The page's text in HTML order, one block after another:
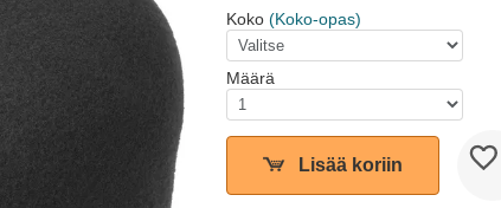
Koko (Koko-opas)
Määrä
Lisää koriin